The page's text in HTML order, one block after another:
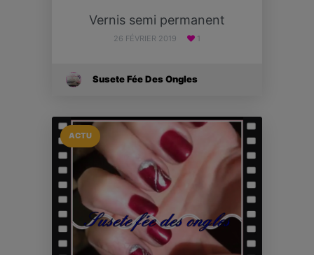
Vernis semi permanent
26 FÉVRIER 2019 1
Susete Fée Des Ongles
ACTU